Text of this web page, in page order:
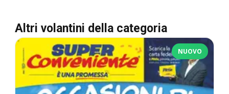
Altri volantini della categoria
NUOVO